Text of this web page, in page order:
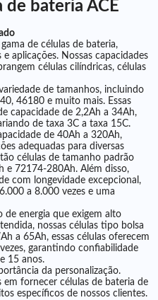
de bateria ACE
de células de bateria,
aplicações. Nossas capacidades
células cilíndricas, células
de tamanhos, incluindo
46180 e muito mais. Essas
capacidade de 2,2Ah a 34Ah,
de taxa 3C a taxa 15C.
de 40Ah a 320Ah,
adequadas para diversas
células de tamanho padrão
e 72174-280Ah. Além disso,
com longevidade excepcional,
a 8.000 vezes e uma
de energia que exigem alto
nossas células tipo bolsa
a 65Ah, essas células oferecem
garantindo confiabilidade
15 anos.
da personalização.
fornecer células de bateria de
específicos de nossos clientes.